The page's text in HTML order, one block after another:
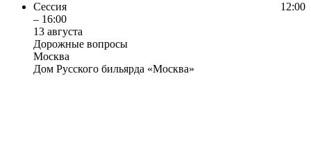
Сессия
12:00
– 16:00
13 августа
Дорожные вопросы
Москва
Дом Русского бильярда «Москва»